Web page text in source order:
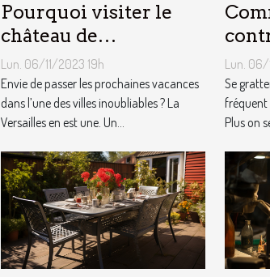
Pourquoi visiter le
château de
Versailles ?
Lun. 06/11/2023 19h
Envie de passer les prochaines vacances
dans l’une des villes inoubliables ? La
Versailles en est une. Un...
Lun. 06/
Se
fréquent
Plus on